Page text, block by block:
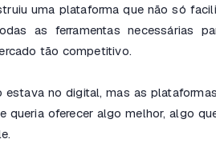
uma plataforma que não só
as ferramentas necessárias
tão competitivo.
estava no digital, mas as
queria oferecer algo melhor, algo